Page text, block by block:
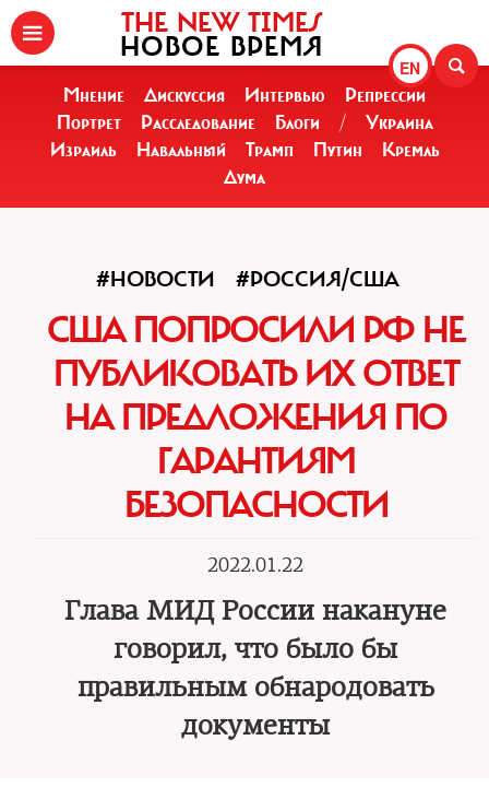
EN
THE NEW TIMES
НОВОЕ ВРЕМЯ
Мнение Дискуссия Интервью
Репрессии
Портрет
Расследование Блоги /
Украина
Израиль
Навальный Трамп Путин
Кремль
Дума
#НОВОСТИ #РОССИЯ/США
США ПОПРОСИЛИ РФ НЕ
ПУБЛИКОВАТЬ ИХ ОТВЕТ
НА ПРЕДЛОЖЕНИЯ ПО
ГАРАНТИЯМ
БЕЗОПАСНОСТИ
2022.01.22
Глава МИД России накануне
говорил, что было бы
правильным обнародовать
документы